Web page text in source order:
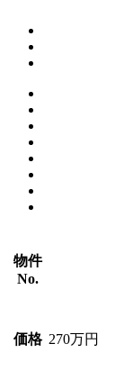
物件
No.
価格 270万円